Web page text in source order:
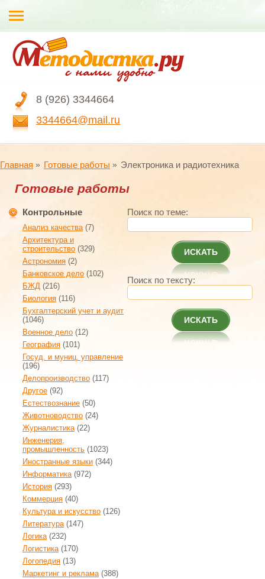
8 (926) 3344664
3344664@mail.ru
Главная Готовые работы Электроника и радиотехника
Готовые работы
Контрольные
Анализ качества(7)
Архитектура и
строительство (329)
Астрономия (2)
Банковское дело (102)
БЖД (216)
Биология (116)
Бухгалтерский учет и аудит
(1046)
Военное дело (12)
География (101)
Госуд. и муниц. управление
(196)
Делопроизводство (117)
Другое (92)
Естествознание (50)
Животноводство (24)
Журналистика(22)
Инженерия,
промышленность (1023)
Иностранные языки (344)
Информатика(972)
История (293)
Коммерция (40)
Культура и искусство (126)
Литература(147)
Логика(232)
Логистика(170)
Логопедия (13)
Маркетинг и реклама(388)
Поиск по теме:
ИСКАТЬ
Поиск по тексту:
ИСКАТЬ